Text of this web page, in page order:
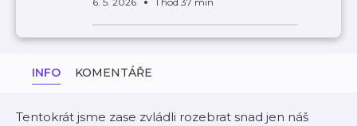
INFO KOMENTÁŘE
Tentokrát jsme zase zvládli rozebrat snad jen náš